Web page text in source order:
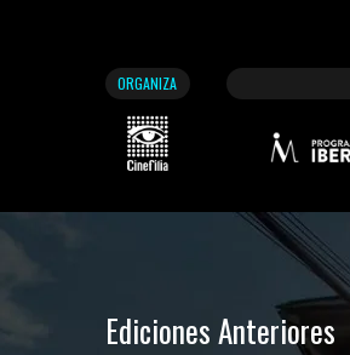
ORGANIZA
Ediciones Anteriores